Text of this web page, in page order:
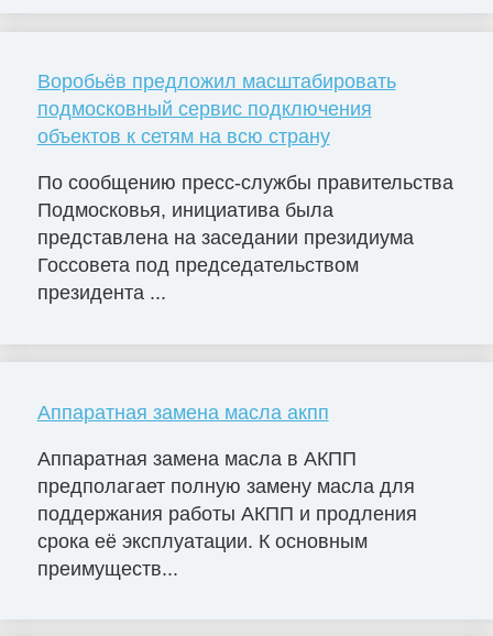
Воробьёв предложил масштабировать
подмосковный сервис подключения
объектов к сетям на всю страну
По сообщению пресс-службы правительства
Подмосковья, инициатива была
представлена на заседании президиума
Госсовета под председательством
президента ...
Аппаратная замена масла акпп
Аппаратная замена масла в АКПП
предполагает полную замену масла для
поддержания работы АКПП и продления
срока её эксплуатации. К основным
преимуществ...